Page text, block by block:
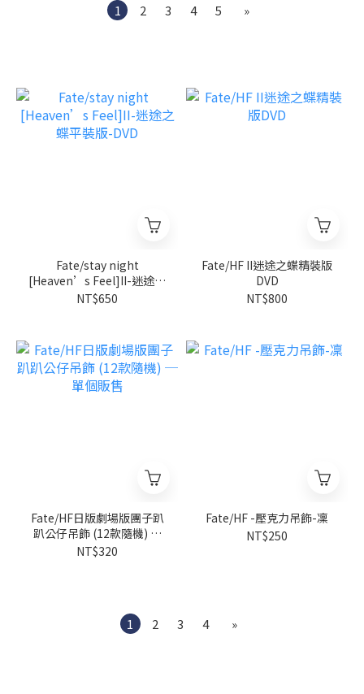
1 2 3 4 5 »
Fate/stay night
[Heaven’s Feel]II-迷途之
蝶平裝版-DVD
NT$650
Fate/HF II迷途之蝶精裝版
DVD
NT$800
Fate/HF日版劇場版團子趴
趴公仔吊飾 (12款隨機) ─
單個販售
NT$320
Fate/HF -壓克力吊飾-凜
NT$250
1 2 3 4 »